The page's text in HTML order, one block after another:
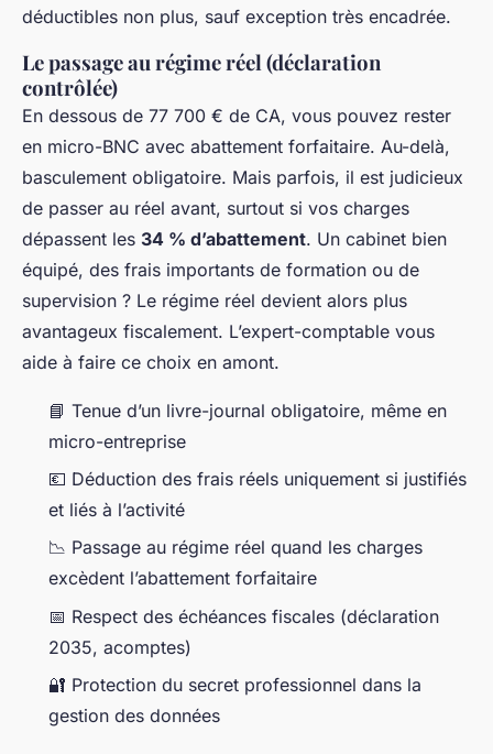
déductibles non plus, sauf exception très encadrée.
Le passage au régime réel (déclaration
contrôlée)
En dessous de 77 700 € de CA, vous pouvez rester
en micro-BNC avec abattement forfaitaire. Au-delà,
basculement obligatoire. Mais parfois, il est judicieux
de passer au réel avant, surtout si vos charges
dépassent les 34 % d’abattement. Un cabinet bien
équipé, des frais importants de formation ou de
supervision ? Le régime réel devient alors plus
avantageux fiscalement. L’expert-comptable vous
aide à faire ce choix en amont.
📘 Tenue d’un livre-journal obligatoire, même en
micro-entreprise
💶 Déduction des frais réels uniquement si justifiés
et liés à l’activité
📉 Passage au régime réel quand les charges
excèdent l’abattement forfaitaire
📅 Respect des échéances fiscales (déclaration
2035, acomptes)
🔐 Protection du secret professionnel dans la
gestion des données